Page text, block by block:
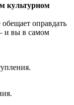
культурном
оправдать
и вы в самом